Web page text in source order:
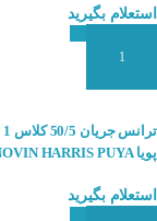
استعلام بگیرید
پویا NOVIN HARRIS PUYA
استعلام بگیرید